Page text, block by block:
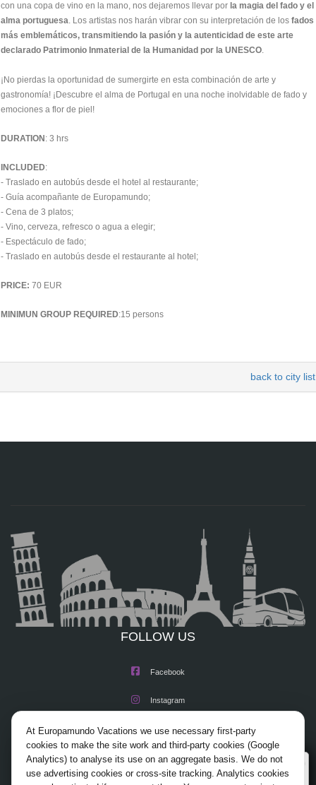
con una copa de vino en la mano, nos dejaremos llevar por la magia del fado y el
alma portuguesa. Los artistas nos harán vibrar con su interpretación de los fados
más emblemáticos, transmitiendo la pasión y la autenticidad de este arte
declarado Patrimonio Inmaterial de la Humanidad por la UNESCO.
¡No pierdas la oportunidad de sumergirte en esta combinación de arte y
gastronomía! ¡Descubre el alma de Portugal en una noche inolvidable de fado y
emociones a flor de piel!
DURATION : 3 hrs
INCLUDED:
- Traslado en autobús desde el hotel al restaurante;
- Guía acompañante de Europamundo;
- Cena de 3 platos;
- Vino, cerveza, refresco o agua a elegir;
- Espectáculo de fado;
- Traslado en autobús desde el restaurante al hotel;
PRICE: 70 EUR
MINIMUN GROUP REQUIRED:15 persons
back to city list
FOLLOW US
Facebook
Instagram
X/Twitter
Youtube
Wellcome to Europamundo Vacations, your in the
At Europamundo Vacations we use necessary first-party
cookies to make the site work and third-party cookies (Google
Analytics) to analyse its use on an aggregate basis. We do not
use advertising cookies or cross-site tracking. Analytics cookies